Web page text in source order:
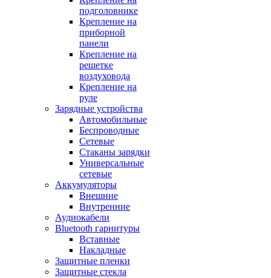
подголовнике
Крепление на
приборной
панели
Крепление на
решетке
воздуховода
Крепление на
руле
Зарядные устройства
Автомобильные
Беспроводные
Сетевые
Стаканы зарядки
Универсальные
сетевые
Аккумуляторы
Внешние
Внутренние
Аудиокабели
Bluetooth гарнитуры
Вставные
Накладные
Защитные пленки
Защитные стекла